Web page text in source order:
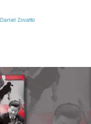
Daniel Zovatto